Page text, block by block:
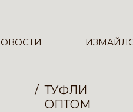
ТУФЛИ
ОПТОМ